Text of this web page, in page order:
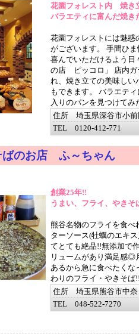
花園フォレスト内 焼き
バラエティに富んだ焼き
花園フォレストには魅惑
がございます。 手間ひ
喜んでいただけるよう日
の店 ピッコロ」 店内ガ
れ、焼き立ての美味しい
もできます。 バラエテ
入りのパンを見つけてみ
住所 埼玉県深谷市小前
TEL 0120-412-771
ばのお店 ふ～ちゃん
創業25年!!
うまい、フライ、やきそ
熊谷名物のフライを食べ
ターソース(牡蠣のエキ
てとても絶品!!無添加で
リュームがあり満足感◎
あるから急に食べたくな
わりのフライ・やきそば
住所 埼玉県熊谷市中奈
TEL 048-522-7270